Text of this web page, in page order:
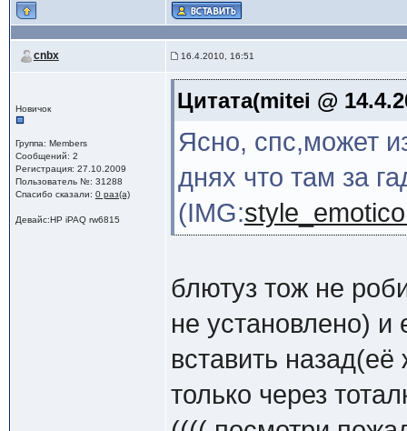
cnbx 16.4.2010, 16:51
Новичок
Группа: Members
Сообщений: 2
Регистрация: 27.10.2009
Пользователь №: 31288
Спасибо сказали: 0 раз(а)
Девайс:HP iPAQ rw6815
Цитата(mitei @
Ясно, спс,может
днях что там за
(IMG:
блютуз тож не
не установлено) и
вставить
только через